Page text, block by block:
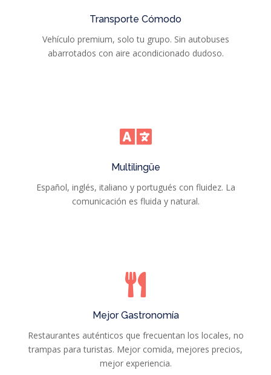
Transporte Cómodo
Vehículo premium, solo tu grupo. Sin autobuses
abarrotados con aire acondicionado dudoso.
Multilingüe
Español, inglés, italiano y portugués con fluidez. La
comunicación es fluida y natural.
Mejor Gastronomía
Restaurantes auténticos que frecuentan los locales, no
trampas para turistas. Mejor comida, mejores precios,
mejor experiencia.